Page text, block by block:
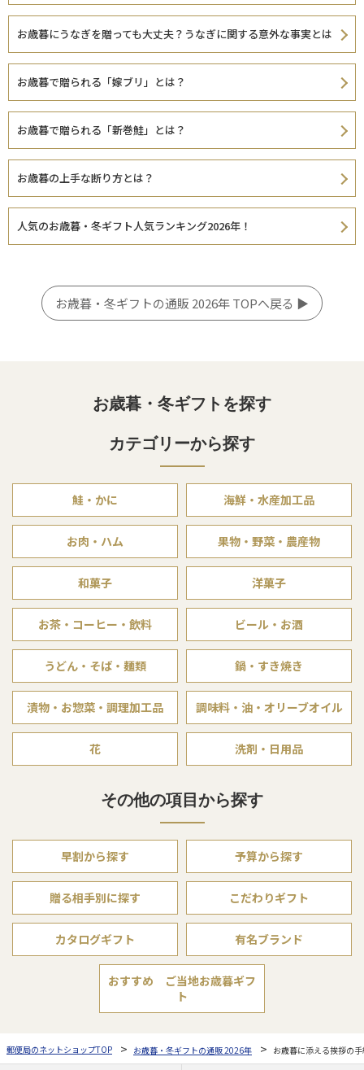
お歳暮にうなぎを贈っても大丈夫？うなぎに関する意外な事実とは
お歳暮で贈られる「嫁ブリ」とは？
お歳暮で贈られる「新巻鮭」とは？
お歳暮の上手な断り方とは？
人気のお歳暮・冬ギフト人気ランキング2026年！
お歳暮・冬ギフトの通販 2026年 TOPへ戻る ▶
お歳暮・冬ギフトを探す
カテゴリーから探す
鮭・かに 海鮮・水産加工品
お肉・ハム 果物・野菜・農産物
和菓子 洋菓子
お茶・コーヒー・飲料 ビール・お酒
うどん・そば・麺類 鍋・すき焼き
漬物・お惣菜・調理加工品 調味料・油・オリーブオイル
花 洗剤・日用品
その他の項目から探す
早割から探す 予算から探す
贈る相手別に探す こだわりギフト
カタログギフト 有名ブランド
おすすめ ご当地お歳暮ギフ
ト
郵便局のネットショップTOP お歳暮・冬ギフトの通販 2026年 お歳暮に添える挨拶の